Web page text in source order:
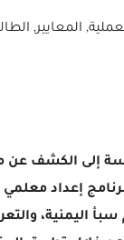
المعايير,
إلى الكشف عن
إعداد معلمي
سبأ اليمنية،